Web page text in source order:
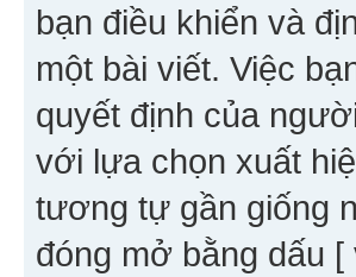
bạn điều khiển và
một bài viết. Việc
quyết định của
với lựa chọn xuất
tương tự gần giống
đóng mở bằng dấu